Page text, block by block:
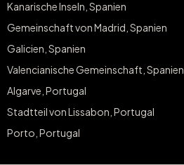
Kanarische Inseln, Spanien
Gemeinschaft von Madrid, Spanien
Galicien, Spanien
Valencianische Gemeinschaft, Spanien
Algarve, Portugal
Stadtteil von Lissabon, Portugal
Porto, Portugal